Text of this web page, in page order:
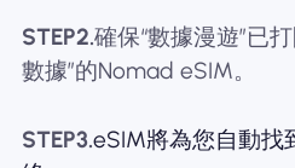
STEP2.確保“數據漫遊”已
數據”的Nomad eSIM。
STEP3.eSIM將為您自動找